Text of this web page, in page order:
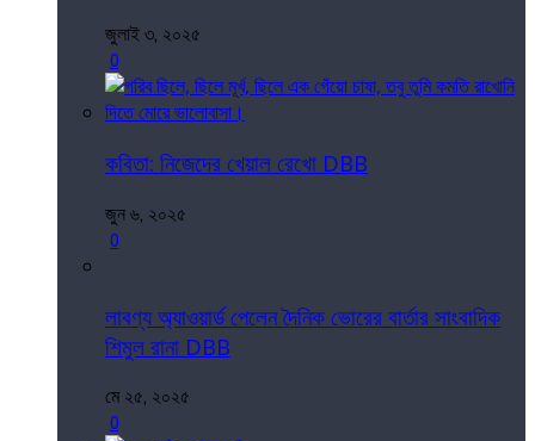
জুলাই ৩, ২০২৫
0
কবিতা: নিজেদের খেয়াল রেখো DBB
জুন ৬, ২০২৫
0
লাবণ্য অ্যাওয়ার্ড পেলেন দৈনিক ভোরের বার্তার সাংবাদিক
শিমুল রানা DBB
মে ২৫, ২০২৫
0